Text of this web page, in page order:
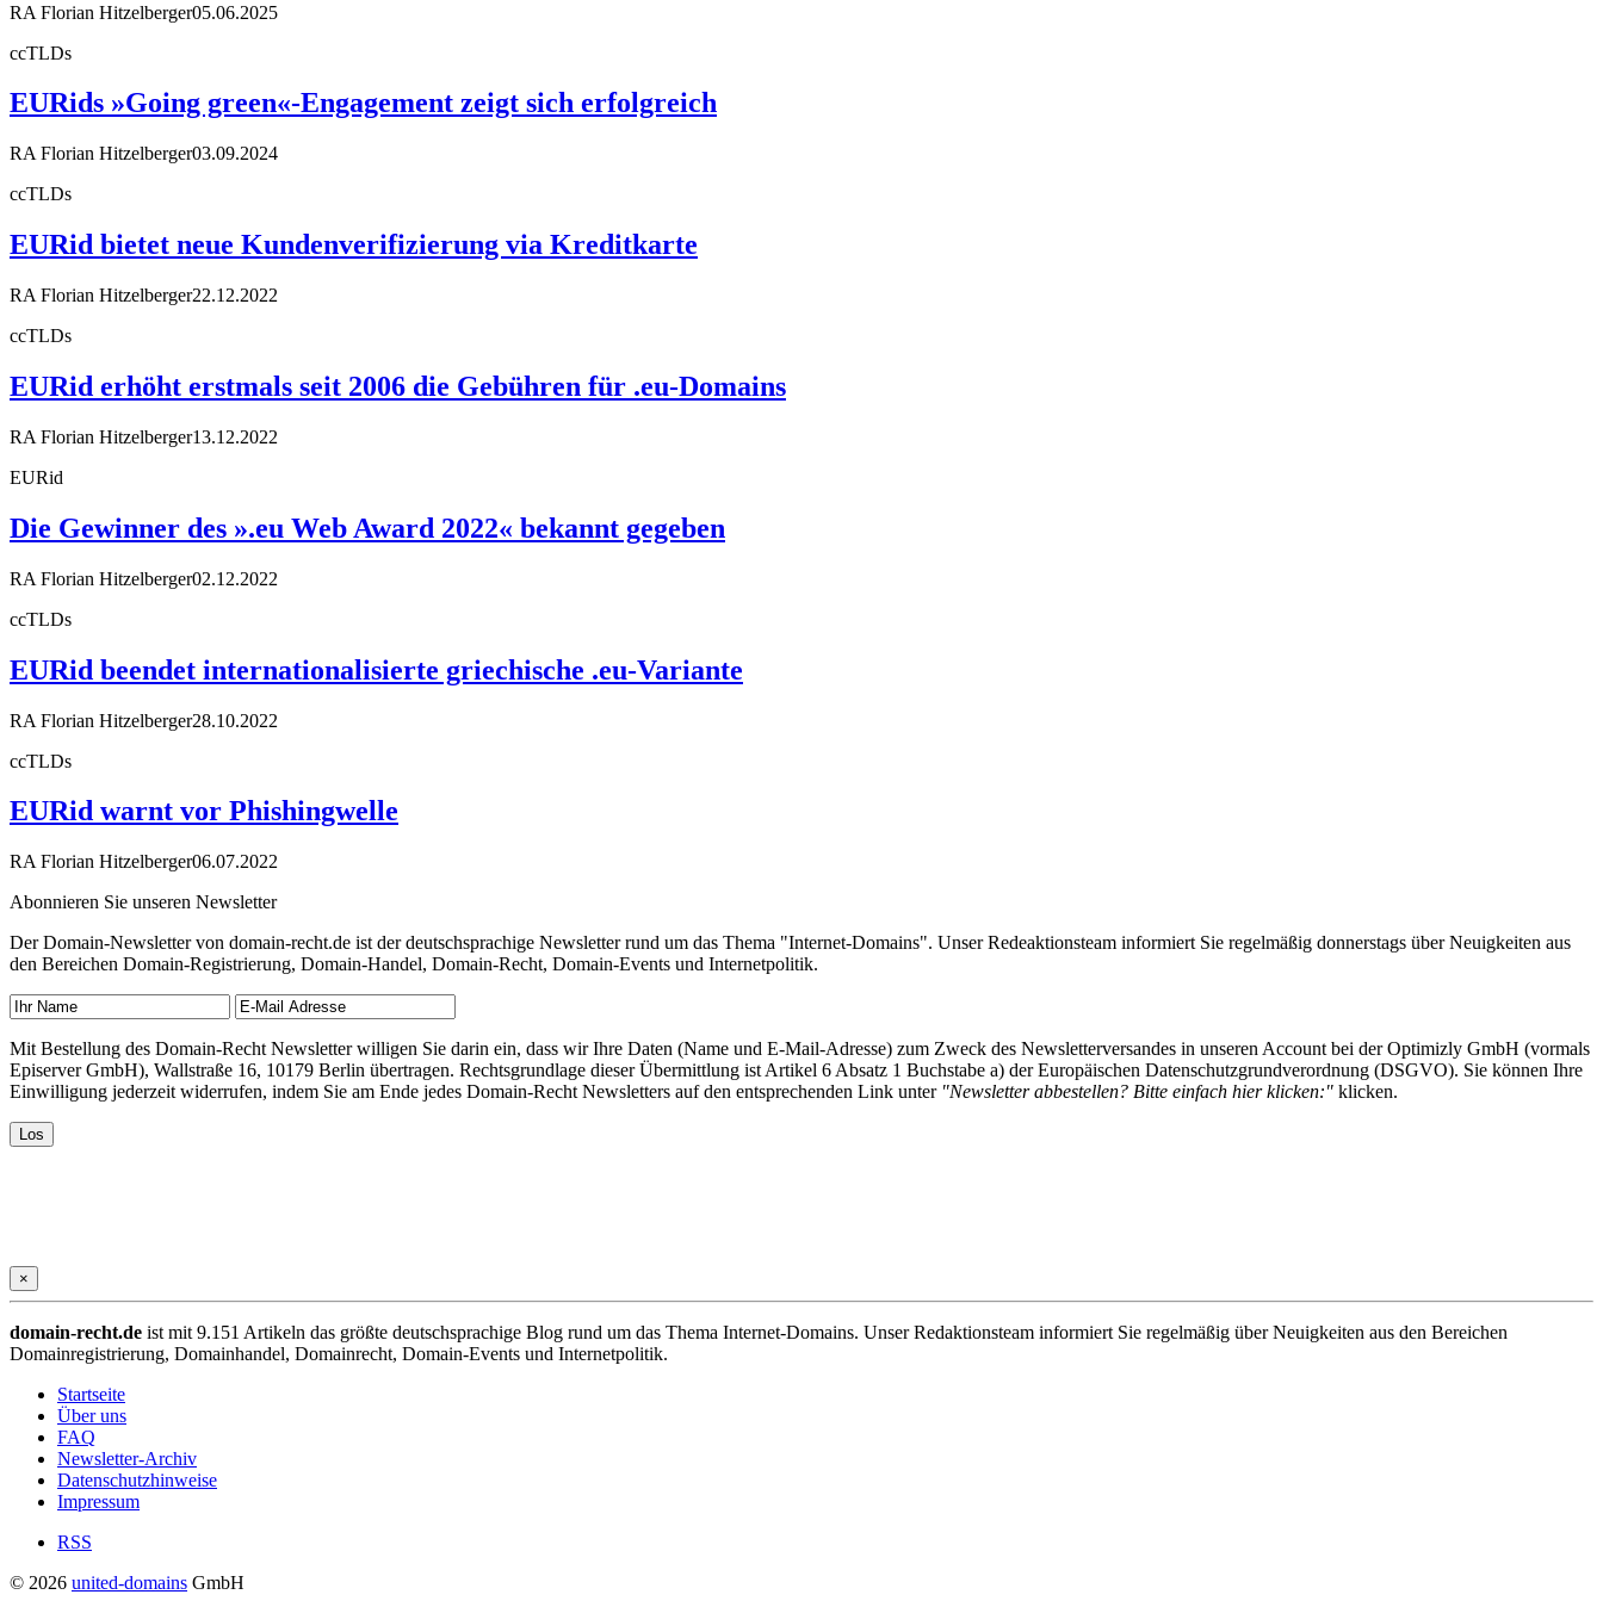
RA Florian Hitzelberger05.06.2025
ccTLDs
EURids »Going green«-Engagement zeigt sich erfolgreich
RA Florian Hitzelberger03.09.2024
ccTLDs
EURid bietet neue Kundenverifizierung via Kreditkarte
RA Florian Hitzelberger22.12.2022
ccTLDs
EURid erhöht erstmals seit 2006 die Gebühren für .eu-Domains
RA Florian Hitzelberger13.12.2022
EURid
Die Gewinner des ».eu Web Award 2022« bekannt gegeben
RA Florian Hitzelberger02.12.2022
ccTLDs
EURid beendet internationalisierte griechische .eu-Variante
RA Florian Hitzelberger28.10.2022
ccTLDs
EURid warnt vor Phishingwelle
RA Florian Hitzelberger06.07.2022
Abonnieren Sie unseren Newsletter
Der Domain-Newsletter von domain-recht.de ist der deutschsprachige Newsletter rund um das Thema "Internet-Domains". Unser Redeaktionsteam informiert Sie regelmäßig donnerstags über Neuigkeiten aus
den Bereichen Domain-Registrierung, Domain-Handel, Domain-Recht, Domain-Events und Internetpolitik.
Mit Bestellung des Domain-Recht Newsletter willigen Sie darin ein, dass wir Ihre Daten (Name und E-Mail-Adresse) zum Zweck des Newsletterversandes in unseren Account bei der Optimizly GmbH (vormals
Episerver GmbH), Wallstraße 16, 10179 Berlin übertragen. Rechtsgrundlage dieser Übermittlung ist Artikel 6 Absatz 1 Buchstabe a) der Europäischen Datenschutzgrundverordnung (DSGVO). Sie können Ihre
Einwilligung jederzeit widerrufen, indem Sie am Ende jedes Domain-Recht Newsletters auf den entsprechenden Link unter "Newsletter abbestellen? Bitte einfach hier klicken:" klicken.
×
domain-recht.de ist mit 9.151 Artikeln das größte deutschsprachige Blog rund um das Thema Internet-Domains. Unser Redaktionsteam informiert Sie regelmäßig über Neuigkeiten aus den Bereichen
Domainregistrierung, Domainhandel, Domainrecht, Domain-Events und Internetpolitik.
Startseite
Über uns
FAQ
Newsletter-Archiv
Datenschutzhinweise
Impressum
RSS
© 2026 united-domains GmbH